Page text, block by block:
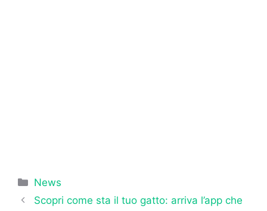
Categorie
News
Scopri come sta il tuo gatto: arriva l’app che